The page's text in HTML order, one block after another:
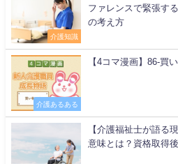
介護知識
ファレンスで緊張す
の考え方
介護あるある
【4コマ漫画】86-買
【介護福祉士が語る
意味とは？資格取得